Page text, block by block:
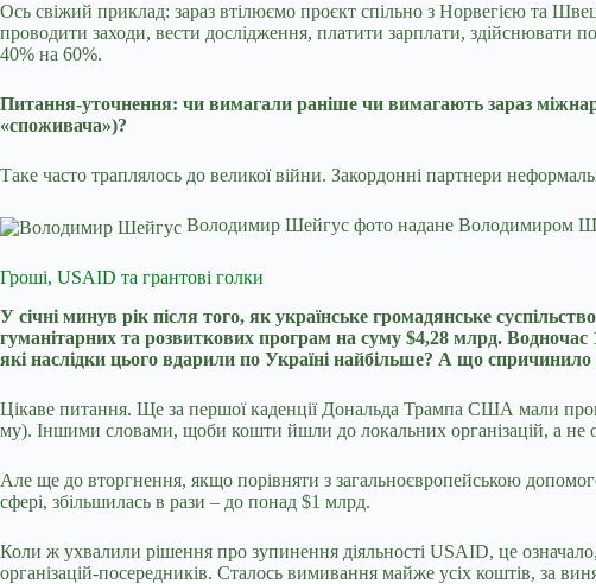
Ось свіжий приклад: зараз втілюємо проєкт спільно з Норвегією та
проводити заходи, вести дослідження, платити зарплати, здійснювати
40% на 60%.
Питання-уточнення: чи вимагали раніше чи вимагають зараз
«споживача»)?
Таке часто траплялось до великої війни. Закордонні партнери
Володимир Шейгус фото надане Володимиром
Гроші, USAID та грантові голки
У січні минув рік після того, як українське громадянське
гуманітарних та розвиткових програм на суму $4,28 млрд.
які наслідки цього вдарили по Україні найбільше? А що
Цікаве питання. Ще за першої каденції Дональда Трампа США мали
му). Іншими словами, щоби кошти йшли до локальних організацій, а не
Але ще до вторгнення, якщо порівняти з загальноєвропейською
сфері, збільшилась в рази – до понад $1 млрд.
Коли ж ухвалили рішення про зупинення діяльності USAID, це
організацій-посередників. Сталось вимивання майже усіх коштів, за